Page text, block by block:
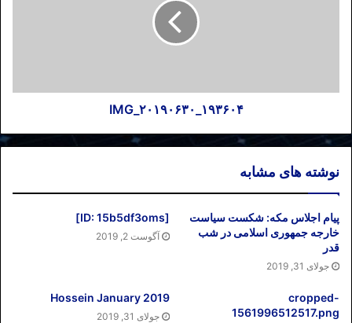
IMG_۲۰۱۹۰۶۳۰_۱۹۳۶۰۴
نوشته های مشابه
پیام اجلاس مکه: شکست سیاست
خارجه جمهوری اسلامی در شب
قدر
جولای 31, 2019
[ID: 15b5df3oms]
آگوست 2, 2019
cropped-
1561996512517.png
Hossein January 2019
جولای 31, 2019